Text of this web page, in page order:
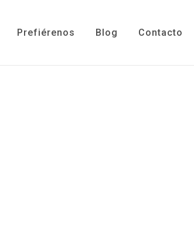
Prefiérenos Blog Contacto